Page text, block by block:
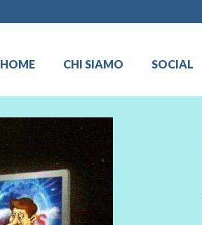
HOME CHI SIAMO SOCIAL